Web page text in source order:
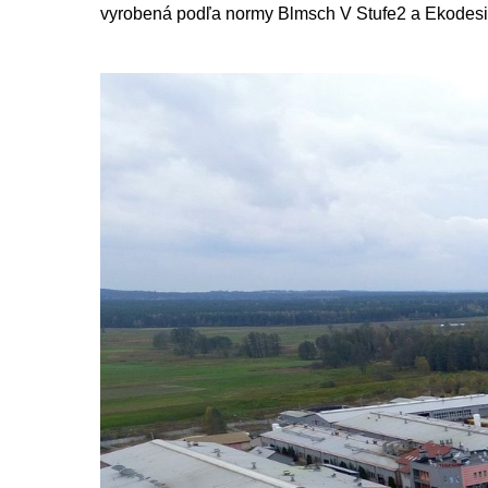
vyrobená podľa normy Blmsch V Stufe2 a